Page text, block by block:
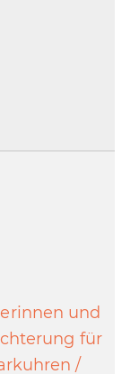
und
für
/